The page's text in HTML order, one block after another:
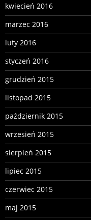
kwiecień 2016
marzec 2016
luty 2016
styczeń 2016
grudzień 2015
listopad 2015
październik 2015
wrzesień 2015
sierpień 2015
lipiec 2015
czerwiec 2015
maj 2015